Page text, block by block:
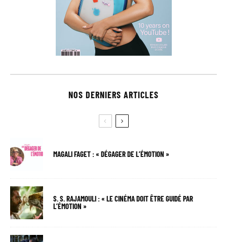
NOS DERNIERS ARTICLES
MAGALI FAGET : « DÉGAGER DE L’ÉMOTION »
S. S. RAJAMOULI : « LE CINÉMA DOIT ÊTRE GUIDÉ PAR
L’ÉMOTION »